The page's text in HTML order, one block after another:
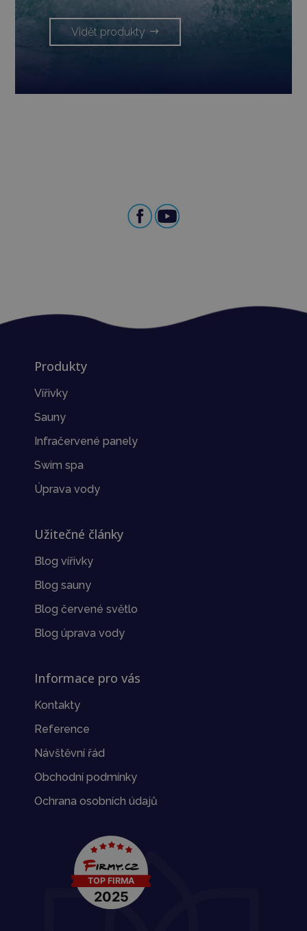
Vidět produkty
Produkty
Vířivky
Sauny
Infračervené panely
Swim spa
Úprava vody
Užitečné články
Blog vířivky
Blog sauny
Blog červené světlo
Blog úprava vody
Informace pro vás
Kontakty
Reference
Návštěvní řád
Obchodní podmínky
Ochrana osobních údajů